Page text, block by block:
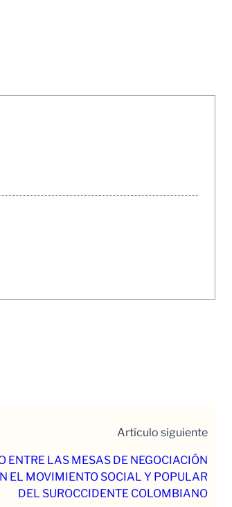
Artículo siguiente
ENTRE LAS MESAS DE NEGOCIACIÓN
EL MOVIMIENTO SOCIAL Y POPULAR
DEL SUROCCIDENTE COLOMBIANO